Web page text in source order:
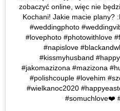
zobaczyć online, więc nie
Kochani! Jakie macie plany?
#weddingphoto
#lovephoto #photowithlove
#napislove
#kissmyhusband
#jakomazizona #mazizona
#polishcouple #lovehim
#wielkanoc2020
#somuchlove❤️